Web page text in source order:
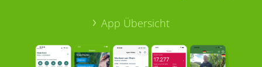
App Übersicht